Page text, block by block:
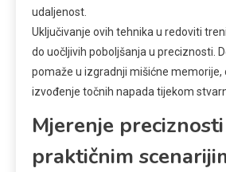
udaljenost.
Uključivanje ovih tehnika u redoviti
do uočljivih poboljšanja u preciznosti.
pomaže u izgradnji mišićne memorije,
izvođenje točnih napada tijekom
Mjerenje
praktičnim